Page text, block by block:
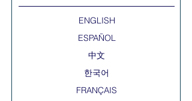
中文
ESPAÑOL
한국어
FRANÇAIS
ENGLISH